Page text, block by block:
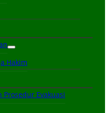
Hakim
Evakuasi